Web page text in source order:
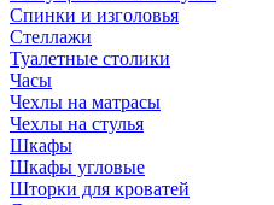
Спинки и изголовья
Стеллажи
Туалетные столики
Часы
Чехлы на матрасы
Чехлы на стулья
Шкафы
Шкафы угловые
Шторки для кроватей